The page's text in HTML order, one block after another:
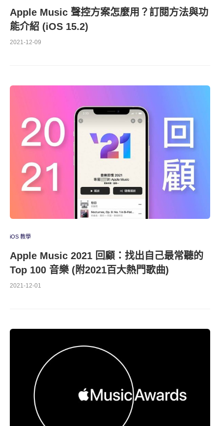
Apple Music 聲控方案怎麼用？訂閱方法與功
能介紹 (iOS 15.2)
2021-12-09
iOS 教學
Apple Music 2021 回顧：找出自己最常聽的
Top 100 音樂 (附2021百大熱門歌曲)
2021-12-01